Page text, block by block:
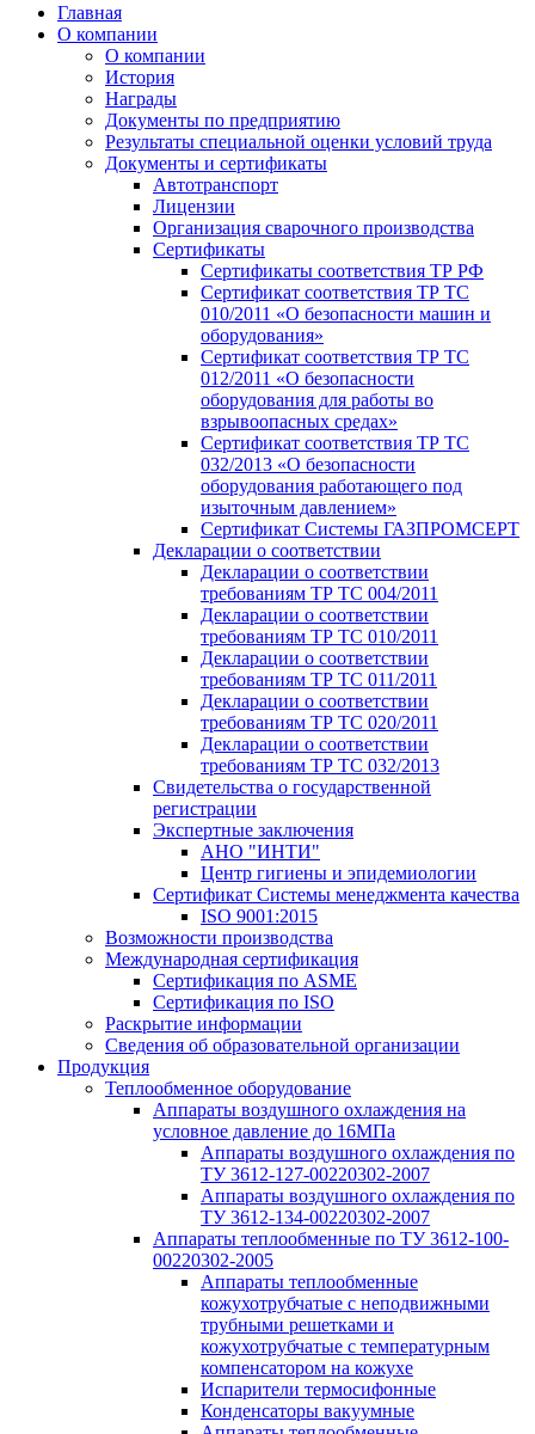
Главная
О компании
О компании
История
Награды
Документы по предприятию
Результаты специальной оценки условий труда
Документы и сертификаты
Автотранспорт
Лицензии
Организация сварочного производства
Cертификаты
Сертификаты соответствия ТР РФ
Сертификат соответствия ТР ТС
010/2011 «О безопасности машин и
оборудования»
Сертификат соответствия ТР ТС
012/2011 «О безопасности
оборудования для работы во
взрывоопасных средах»
Сертификат соответствия ТР ТС
032/2013 «О безопасности
оборудования работающего под
изыточным давлением»
Сертификат Системы ГАЗПРОМСЕРТ
Декларации о соответствии
Декларации о соответствии
требованиям ТР ТС 004/2011
Декларации о соответствии
требованиям ТР ТС 010/2011
Декларации о соответствии
требованиям ТР ТС 011/2011
Декларации о соответствии
требованиям ТР ТС 020/2011
Декларации о соответствии
требованиям ТР ТС 032/2013
Свидетельства о государственной
регистрации
Экспертные заключения
АНО "ИНТИ"
Центр гигиены и эпидемиологии
Сертификат Системы менеджмента качества
ISO 9001:2015
Возможности производства
Международная сертификация
Сертификация по ASME
Сертификация по ISO
Раскрытие информации
Сведения об образовательной организации
Продукция
Теплообменное оборудование
Аппараты воздушного охлаждения на
условное давление до 16МПа
Аппараты воздушного охлаждения по
ТУ 3612-127-00220302-2007
Аппараты воздушного охлаждения по
ТУ 3612-134-00220302-2007
Аппараты теплообменные по ТУ 3612-100-
00220302-2005
Аппараты теплообменные
кожухотрубчатые с неподвижными
трубными решетками и
кожухотрубчатые с температурным
компенсатором на кожухе
Испарители термосифонные
Конденсаторы вакуумные